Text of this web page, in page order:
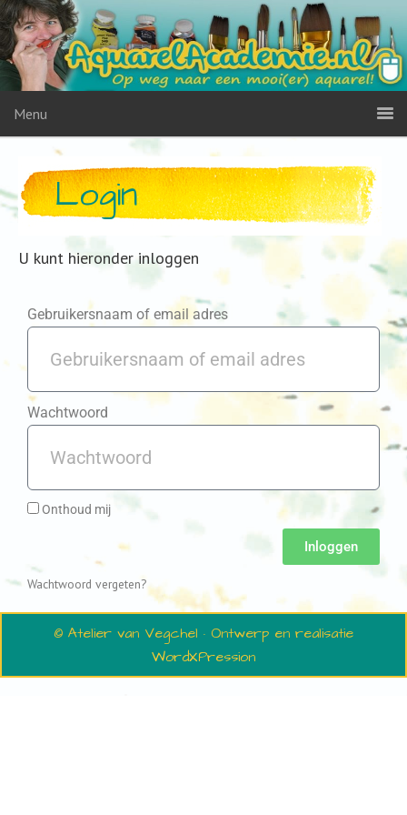
Menu
Login
U kunt hieronder inloggen
Gebruikersnaam of email adres
Wachtwoord
Onthoud mij
Inloggen
Wachtwoord vergeten?
© Atelier van Vegchel · Ontwerp en realisatie
WordXPression